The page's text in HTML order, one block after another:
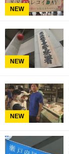
NEW
NEW
NEW